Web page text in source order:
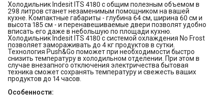
Холодильник Indesit ITS 4180 с общим полезным объемом в
298 литров станет незаменимым помощником на вашей
кухне. Компактные габариты - глубина 64 см, ширина 60 см и
высота 185 см - и перенавешиваемые двери позволят удобно
вписать его даже в небольшую по площади кухню.
Холодильник Indesit ITS 4180 с системой охлаждения No Frost
позволяет замораживать до 4 кг продуктов в сутки.
Технология Push&Go поможет при необходимости быстро
снизить температуру в холодильном отделении. При этом в
случае внезапного отключения электричества бытовая
техника сможет сохранять температуру и свежесть ваших
продуктов до 14 часов.
Особенности: